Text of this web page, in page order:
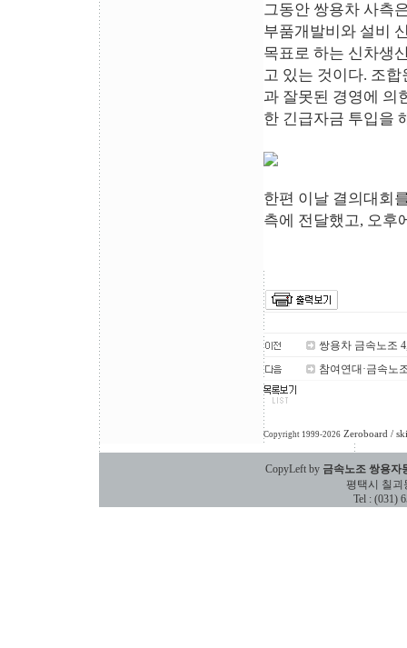
그동안 쌍용차 사측
부품개발비와 설비
목표로 하는 신차생
고 있는 것이다. 조
과 잘못된 경영에 의
한 긴급자금 투입을
한편 이날 결의대회
측에 전달했고, 오후
쌍용차 금속노조
참여연대·금속노
Copyright 1999-2026 Zeroboard /
CopyLeft by 금속노조 쌍용자
평택시 칠괴동
Tel : (031)